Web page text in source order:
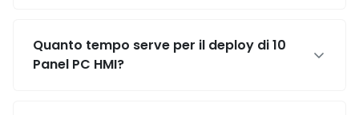
Quanto tempo serve per il deploy di 10
Panel PC HMI?